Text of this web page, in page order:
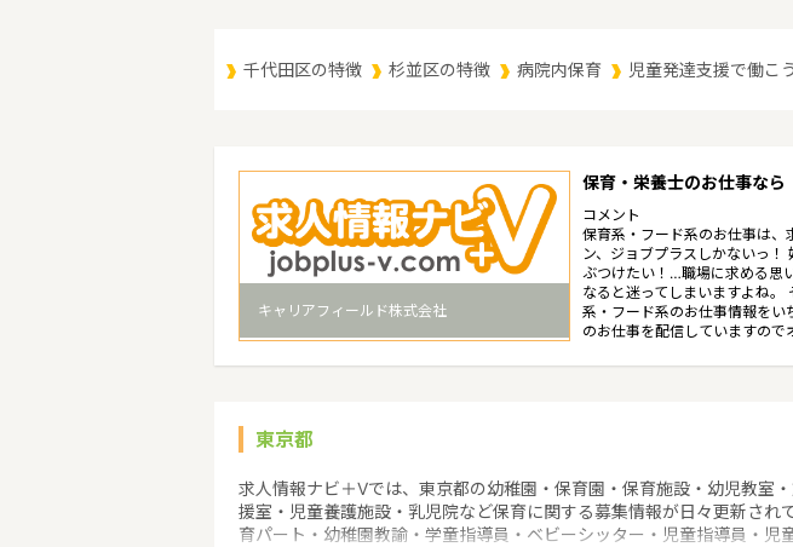
千代田区の特徴 杉並区の特徴 病院内保育 児童発達支援で働こ
キャリアフィールド株式会社
保育・栄養士のお仕事な
コメント
保育系・フード系のお仕事は、
ン、ジョブプラスしかないっ！
ぶつけたい！…職場に求める思
なると迷ってしまいますよね
系・フード系のお仕事情報を
のお仕事を配信していますので
東京都
求人情報ナビ＋Vでは、東京都の幼稚園・保育園・保育施設・幼児教室
援室・児童養護施設・乳児院など保育に関する募集情報が日々更新され
育パート・幼稚園教諭・学童指導員・ベビーシッター・児童指導員・児